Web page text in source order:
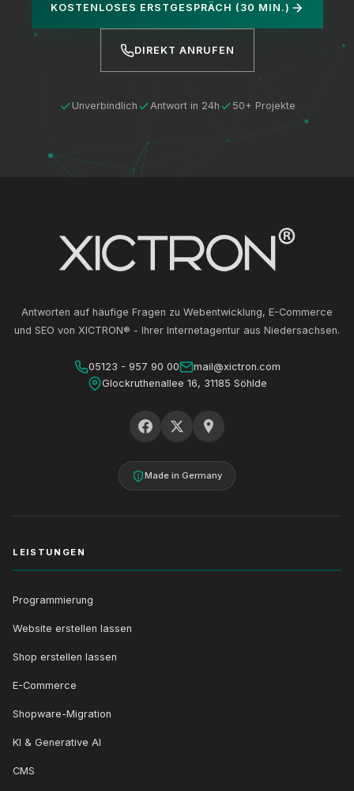
KOSTENLOSES ERSTGESPRÄCH (30 MIN.)
DIREKT ANRUFEN
Unverbindlich Antwort in 24h 50+ Projekte
Antworten auf häufige Fragen zu Webentwicklung, E-Commerce
und SEO von XICTRON® - Ihrer Internetagentur aus Niedersachsen.
05123 - 957 90 00
mail@xictron.com
Glockruthenallee 16, 31185 Söhlde
Made in Germany
LEISTUNGEN
Programmierung
Website erstellen lassen
Shop erstellen lassen
E-Commerce
Shopware-Migration
KI & Generative AI
CMS